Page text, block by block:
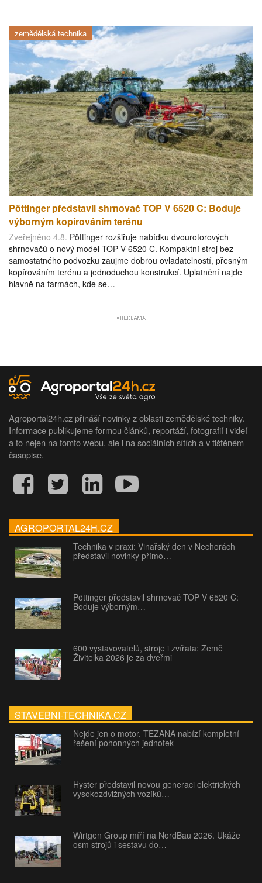
zemědělská technika
Pöttinger představil shrnovač TOP V 6520 C: Boduje
výborným kopírováním terénu
Zveřejněno 4.8. Pöttinger rozšiřuje nabídku dvourotorových
shrnovačů o nový model TOP V 6520 C. Kompaktní stroj bez
samostatného podvozku zaujme dobrou ovladatelností, přesným
kopírováním terénu a jednoduchou konstrukcí. Uplatnění najde
hlavně na farmách, kde se…
Agroportal24h.cz přináší novinky z oblasti zemědělské techniky.
Informace publikujeme formou článků, reportáží, fotografií i videí
a to nejen na tomto webu, ale i na sociálních sítích a v tištěném
časopise.
AGROPORTAL24H.CZ
Technika v praxi: Vinařský den v Nechorách
představil novinky přímo…
Pöttinger představil shrnovač TOP V 6520 C:
Boduje výborným…
600 vystavovatelů, stroje i zvířata: Země
Živitelka 2026 je za dveřmi
STAVEBNI-TECHNIKA.CZ
Nejde jen o motor. TEZANA nabízí kompletní
řešení pohonných jednotek
Hyster představil novou generaci elektrických
vysokozdvižných vozíků…
Wirtgen Group míří na NordBau 2026. Ukáže
osm strojů i sestavu do…